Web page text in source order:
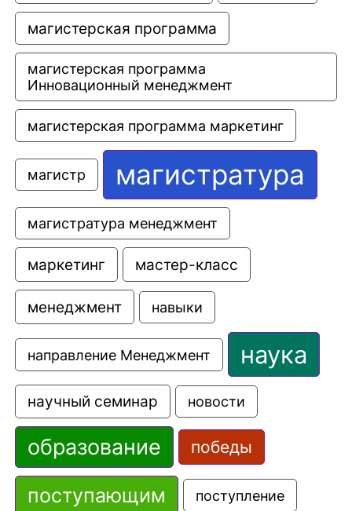
магистерская программа
магистерская программа
Инновационный менеджмент
магистерская программа маркетинг
магистр магистратура
магистратура менеджмент
маркетинг мастер-класс
менеджмент навыки
направление Менеджмент наука
научный семинар новости
образование победы
поступающим поступление